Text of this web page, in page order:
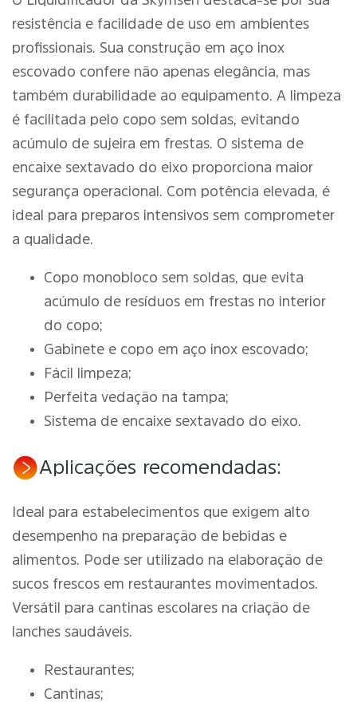
resistência e facilidade de uso em ambientes
profissionais. Sua construção em aço inox
escovado confere não apenas elegância, mas
também durabilidade ao equipamento. A limpeza
é facilitada pelo copo sem soldas, evitando
acúmulo de sujeira em frestas. O sistema de
encaixe sextavado do eixo proporciona maior
segurança operacional. Com potência elevada, é
ideal para preparos intensivos sem comprometer
a qualidade.
Copo monobloco sem soldas, que evita
acúmulo de resíduos em frestas no interior
do copo;
Gabinete e copo em aço inox escovado;
Fácil limpeza;
Perfeita vedação na tampa;
Sistema de encaixe sextavado do eixo.
Aplicações recomendadas:
Ideal para estabelecimentos que exigem alto
desempenho na preparação de bebidas e
alimentos. Pode ser utilizado na elaboração de
sucos frescos em restaurantes movimentados.
Versátil para cantinas escolares na criação de
lanches saudáveis.
Restaurantes;
Cantinas;